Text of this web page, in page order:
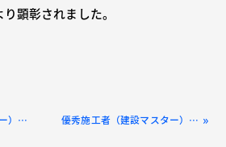
顕彰されました。
優秀施工者（建設マスター）として国土交通大臣より顕彰されました 優秀施工者（建設マスター）として国土交通大臣より顕彰されました »